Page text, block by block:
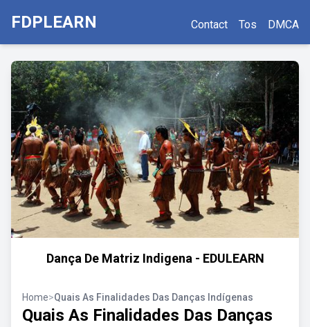
FDPLEARN Contact Tos DMCA
Dança De Matriz Indigena - EDULEARN
Home>Quais As Finalidades Das Danças Indígenas
Quais As Finalidades Das Danças